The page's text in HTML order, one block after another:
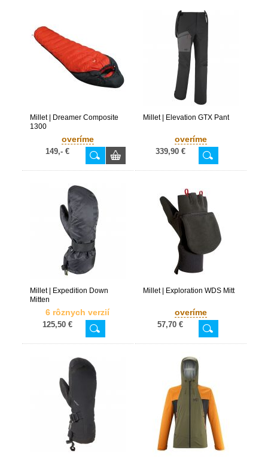
Millet | Dreamer Composite
1300
overíme
149,- €
Millet | Elevation GTX Pant
overíme
339,90 €
Millet | Expedition Down
Mitten
6 rôznych verzií
125,50 €
Millet | Exploration WDS Mitt
overíme
57,70 €